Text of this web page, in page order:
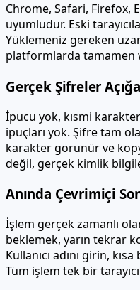
Chrome, Safari, Firefox,
uyumludur. Eski
Yüklemeniz gereken
platformlarda tamamen
Gerçek Şifreler
İpucu yok, kısmi
ipuçları yok. Şifre tam
karakter görünür ve
değil, gerçek kimlik
Anında Çevrimiçi
İşlem gerçek zamanlı
beklemek, yarın tekrar
Kullanıcı adını girin,
Tüm işlem tek bir